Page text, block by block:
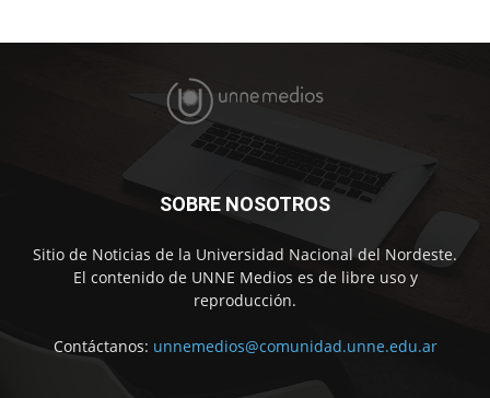
SOBRE NOSOTROS
Sitio de Noticias de la Universidad Nacional del Nordeste.
El contenido de UNNE Medios es de libre uso y
reproducción.
Contáctanos: unnemedios@comunidad.unne.edu.ar